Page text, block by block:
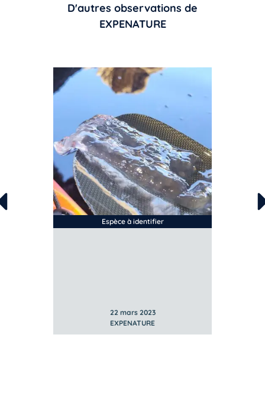
D'autres observations de
EXPENATURE
Espèce à identifier
22 mars 2023
EXPENATURE